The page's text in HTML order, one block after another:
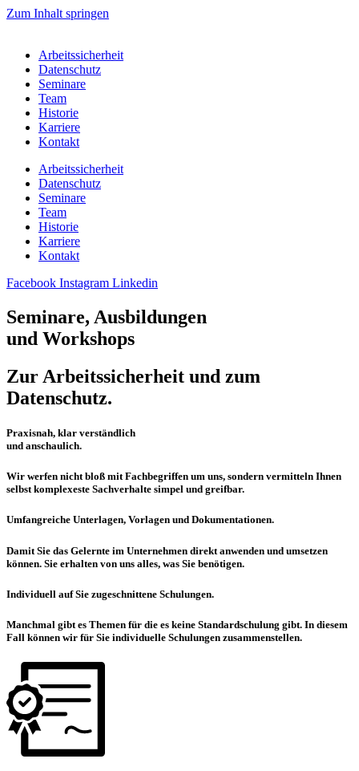
Zum Inhalt springen
Arbeitssicherheit
Datenschutz
Seminare
Team
Historie
Karriere
Kontakt
Arbeitssicherheit
Datenschutz
Seminare
Team
Historie
Karriere
Kontakt
Facebook Instagram Linkedin
Seminare, Ausbildungen
und Workshops
Zur Arbeitssicherheit und zum
Datenschutz.
Praxisnah, klar verständlich
und anschaulich.
Wir werfen nicht bloß mit Fachbegriffen um uns, sondern vermitteln Ihnen
selbst komplexeste Sachverhalte simpel und greifbar.
Umfangreiche Unterlagen, Vorlagen und Dokumentationen.
Damit Sie das Gelernte im Unternehmen direkt anwenden und umsetzen
können. Sie erhalten von uns alles, was Sie benötigen.
Individuell auf Sie zugeschnittene Schulungen.
Manchmal gibt es Themen für die es keine Standardschulung gibt. In diesem
Fall können wir für Sie individuelle Schulungen zusammenstellen.